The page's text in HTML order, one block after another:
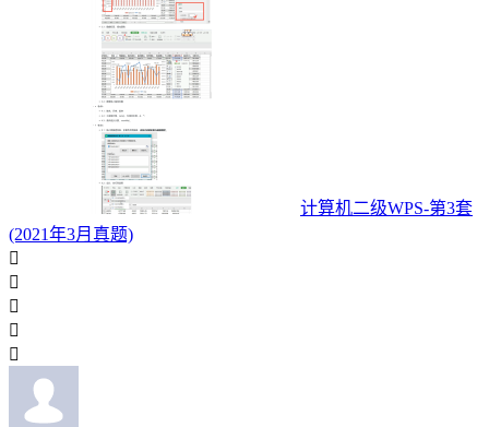
计算机二级WPS-第3套
(2021年3月真题)




